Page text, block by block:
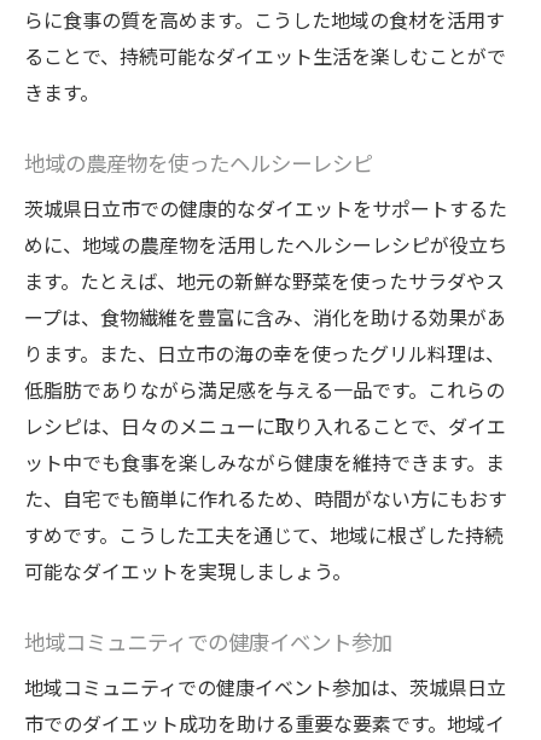
らに食事の質を高めます。こうした地域の食材を活用す
ることで、持続可能なダイエット生活を楽しむことがで
きます。
地域の農産物を使ったヘルシーレシピ
茨城県日立市での健康的なダイエットをサポートするた
めに、地域の農産物を活用したヘルシーレシピが役立ち
ます。たとえば、地元の新鮮な野菜を使ったサラダやス
ープは、食物繊維を豊富に含み、消化を助ける効果があ
ります。また、日立市の海の幸を使ったグリル料理は、
低脂肪でありながら満足感を与える一品です。これらの
レシピは、日々のメニューに取り入れることで、ダイエ
ット中でも食事を楽しみながら健康を維持できます。ま
た、自宅でも簡単に作れるため、時間がない方にもおす
すめです。こうした工夫を通じて、地域に根ざした持続
可能なダイエットを実現しましょう。
地域コミュニティでの健康イベント参加
地域コミュニティでの健康イベント参加は、茨城県日立
市でのダイエット成功を助ける重要な要素です。地域イ